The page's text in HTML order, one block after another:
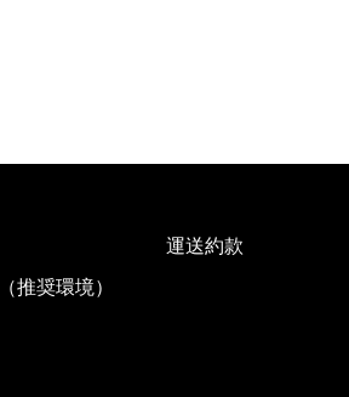
推奨環境）
運送約款